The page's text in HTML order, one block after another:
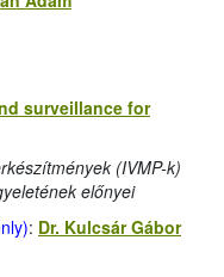
surveillance for
(IVMP-k)
előnyei
: Dr. Kulcsár Gábor